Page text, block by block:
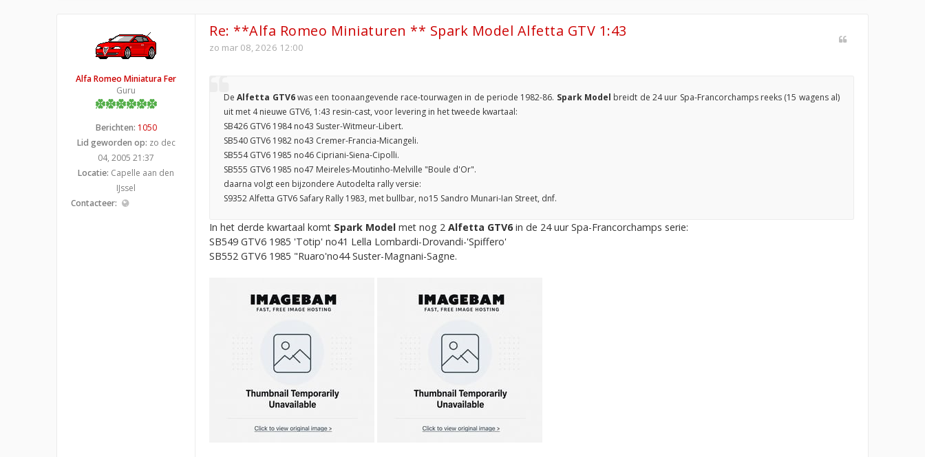
Alfa Romeo Miniatura Fer
Guru
Berichten: 1050
Lid geworden op: zo dec
04, 2005 21:37
Locatie: Capelle aan den
IJssel
Contacteer:
Re: **Alfa Romeo Miniaturen ** Spark Model Alfetta GTV 1:43
zo mar 08, 2026 12:00
DeAlfetta GTV6was een toonaangevende race-tourwagen in de periode 1982-86. Spark Model breidt de 24 uur Spa-Francorchamps reeks (15 wagens al)
uit met 4 nieuwe GTV6, 1:43 resin-cast, voor levering in het tweede kwartaal:
SB426 GTV6 1984 no43 Suster-Witmeur-Libert.
SB540 GTV6 1982 no43 Cremer-Francia-Micangeli.
SB554 GTV6 1985 no46 Cipriani-Siena-Cipolli.
SB555 GTV6 1985 no47 Meireles-Moutinho-Melville "Boule d'Or".
daarna volgt een bijzondere Autodelta rally versie:
S9352 Alfetta GTV6 Safary Rally 1983, met bullbar, no15 Sandro Munari-Ian Street, dnf.
In het derde kwartaal komt Spark Model met nog 2 Alfetta GTV6in de 24 uur Spa-Francorchamps serie:
SB549 GTV6 1985 'Totip' no41 Lella Lombardi-Drovandi-'Spiffero'
SB552 GTV6 1985 "Ruaro'no44 Suster-Magnani-Sagne.